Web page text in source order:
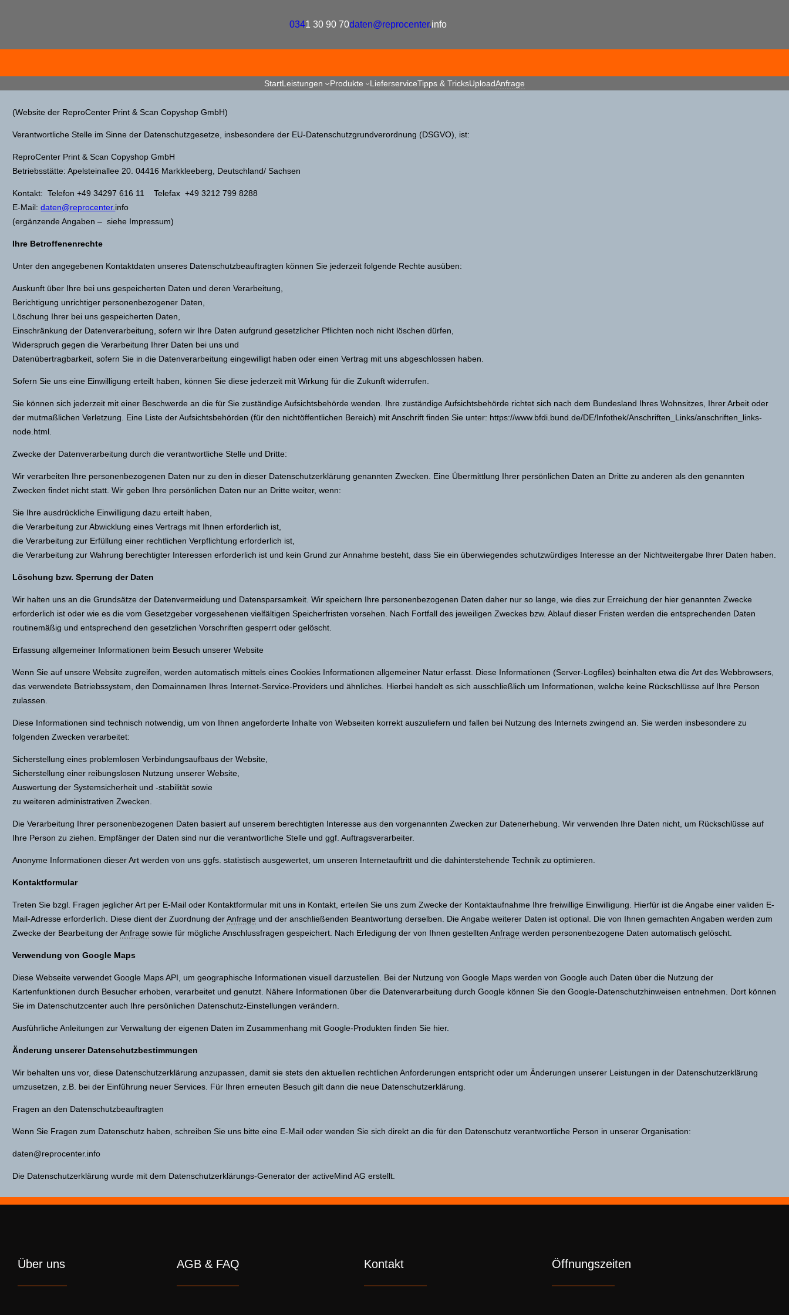
0341 30 90 70daten@reprocenter.info
StartLeistungen Produkte LieferserviceTipps & TricksUploadAnfrage
(Website der ReproCenter Print & Scan Copyshop GmbH)
Verantwortliche Stelle im Sinne der Datenschutzgesetze, insbesondere der EU-Datenschutzgrundverordnung (DSGVO), ist:
ReproCenter Print & Scan Copyshop GmbH
Betriebsstätte: Apelsteinallee 20. 04416 Markkleeberg, Deutschland/ Sachsen
Kontakt: Telefon +49 34297 616 11 Telefax +49 3212 799 8288
E-Mail:daten@reprocenter. info
(ergänzende Angaben – siehe Impressum)
Ihre Betroffenenrechte
Unter den angegebenen Kontaktdaten unseres Datenschutzbeauftragten können Sie jederzeit folgende Rechte ausüben:
Auskunft über Ihre bei uns gespeicherten Daten und deren Verarbeitung,
Berichtigung unrichtiger personenbezogener Daten,
Löschung Ihrer bei uns gespeicherten Daten,
Einschränkung der Datenverarbeitung, sofern wir Ihre Daten aufgrund gesetzlicher Pflichten noch nicht löschen dürfen,
Widerspruch gegen die Verarbeitung Ihrer Daten bei uns und
Datenübertragbarkeit, sofern Sie in die Datenverarbeitung eingewilligt haben oder einen Vertrag mit uns abgeschlossen haben.
Sofern Sie uns eine Einwilligung erteilt haben, können Sie diese jederzeit mit Wirkung für die Zukunft widerrufen.
Sie können sich jederzeit mit einer Beschwerde an die für Sie zuständige Aufsichtsbehörde wenden. Ihre zuständige Aufsichtsbehörde richtet sich nach dem Bundesland Ihres Wohnsitzes, Ihrer Arbeit oder
der mutmaßlichen Verletzung. Eine Liste der Aufsichtsbehörden (für den nichtöffentlichen Bereich) mit Anschrift finden Sie unter: https://www.bfdi.bund.de/DE/Infothek/Anschriften_Links/anschriften_links-
node.html.
Zwecke der Datenverarbeitung durch die verantwortliche Stelle und Dritte:
Wir verarbeiten Ihre personenbezogenen Daten nur zu den in dieser Datenschutzerklärung genannten Zwecken. Eine Übermittlung Ihrer persönlichen Daten an Dritte zu anderen als den genannten
Zwecken findet nicht statt. Wir geben Ihre persönlichen Daten nur an Dritte weiter, wenn:
Sie Ihre ausdrückliche Einwilligung dazu erteilt haben,
die Verarbeitung zur Abwicklung eines Vertrags mit Ihnen erforderlich ist,
die Verarbeitung zur Erfüllung einer rechtlichen Verpflichtung erforderlich ist,
die Verarbeitung zur Wahrung berechtigter Interessen erforderlich ist und kein Grund zur Annahme besteht, dass Sie ein überwiegendes schutzwürdiges Interesse an der Nichtweitergabe Ihrer Daten haben.
Löschung bzw. Sperrung der Daten
Wir halten uns an die Grundsätze der Datenvermeidung und Datensparsamkeit. Wir speichern Ihre personenbezogenen Daten daher nur so lange, wie dies zur Erreichung der hier genannten Zwecke
erforderlich ist oder wie es die vom Gesetzgeber vorgesehenen vielfältigen Speicherfristen vorsehen. Nach Fortfall des jeweiligen Zweckes bzw. Ablauf dieser Fristen werden die entsprechenden Daten
routinemäßig und entsprechend den gesetzlichen Vorschriften gesperrt oder gelöscht.
Erfassung allgemeiner Informationen beim Besuch unserer Website
Wenn Sie auf unsere Website zugreifen, werden automatisch mittels eines Cookies Informationen allgemeiner Natur erfasst. Diese Informationen (Server-Logfiles) beinhalten etwa die Art des Webbrowsers,
das verwendete Betriebssystem, den Domainnamen Ihres Internet-Service-Providers und ähnliches. Hierbei handelt es sich ausschließlich um Informationen, welche keine Rückschlüsse auf Ihre Person
zulassen.
Diese Informationen sind technisch notwendig, um von Ihnen angeforderte Inhalte von Webseiten korrekt auszuliefern und fallen bei Nutzung des Internets zwingend an. Sie werden insbesondere zu
folgenden Zwecken verarbeitet:
Sicherstellung eines problemlosen Verbindungsaufbaus der Website,
Sicherstellung einer reibungslosen Nutzung unserer Website,
Auswertung der Systemsicherheit und -stabilität sowie
zu weiteren administrativen Zwecken.
Die Verarbeitung Ihrer personenbezogenen Daten basiert auf unserem berechtigten Interesse aus den vorgenannten Zwecken zur Datenerhebung. Wir verwenden Ihre Daten nicht, um Rückschlüsse auf
Ihre Person zu ziehen. Empfänger der Daten sind nur die verantwortliche Stelle und ggf. Auftragsverarbeiter.
Anonyme Informationen dieser Art werden von uns ggfs. statistisch ausgewertet, um unseren Internetauftritt und die dahinterstehende Technik zu optimieren.
Kontaktformular
Treten Sie bzgl. Fragen jeglicher Art per E-Mail oder Kontaktformular mit uns in Kontakt, erteilen Sie uns zum Zwecke der Kontaktaufnahme Ihre freiwillige Einwilligung. Hierfür ist die Angabe einer validen E-
Mail-Adresse erforderlich. Diese dient der Zuordnung derAnfrage und der anschließenden Beantwortung derselben. Die Angabe weiterer Daten ist optional. Die von Ihnen gemachten Angaben werden zum
Zwecke der Bearbeitung derAnfrage sowie für mögliche Anschlussfragen gespeichert. Nach Erledigung der von Ihnen gestelltenAnfrage werden personenbezogene Daten automatisch gelöscht.
Verwendung von Google Maps
Diese Webseite verwendet Google Maps API, um geographische Informationen visuell darzustellen. Bei der Nutzung von Google Maps werden von Google auch Daten über die Nutzung der
Kartenfunktionen durch Besucher erhoben, verarbeitet und genutzt. Nähere Informationen über die Datenverarbeitung durch Google können Sie den Google-Datenschutzhinweisen entnehmen. Dort können
Sie im Datenschutzcenter auch Ihre persönlichen Datenschutz-Einstellungen verändern.
Ausführliche Anleitungen zur Verwaltung der eigenen Daten im Zusammenhang mit Google-Produkten finden Sie hier.
Änderung unserer Datenschutzbestimmungen
Wir behalten uns vor, diese Datenschutzerklärung anzupassen, damit sie stets den aktuellen rechtlichen Anforderungen entspricht oder um Änderungen unserer Leistungen in der Datenschutzerklärung
umzusetzen, z.B. bei der Einführung neuer Services. Für Ihren erneuten Besuch gilt dann die neue Datenschutzerklärung.
Fragen an den Datenschutzbeauftragten
Wenn Sie Fragen zum Datenschutz haben, schreiben Sie uns bitte eine E-Mail oder wenden Sie sich direkt an die für den Datenschutz verantwortliche Person in unserer Organisation:
daten@reprocenter.info
Die Datenschutzerklärung wurde mit dem Datenschutzerklärungs-Generator der activeMind AG erstellt.
Über uns AGB & FAQ Kontakt Öffnungszeiten